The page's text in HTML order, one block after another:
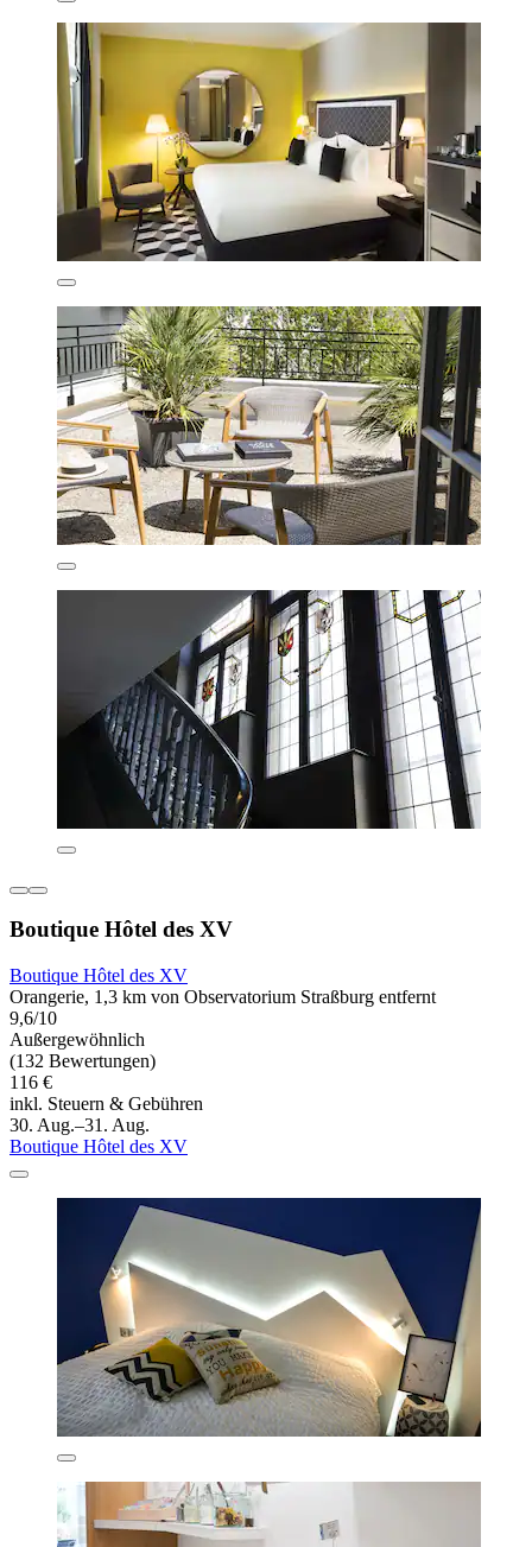
Boutique Hôtel des XV
Boutique Hôtel des XV
Orangerie, 1,3 km von Observatorium Straßburg entfernt
9,6/10
Außergewöhnlich
(132 Bewertungen)
116 €
inkl. Steuern & Gebühren
30. Aug.–31. Aug.
Boutique Hôtel des XV